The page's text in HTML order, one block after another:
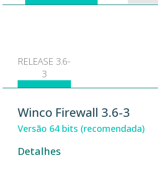
RELEASE 3.6-
3
Winco Firewall 3.6-3
Versão 64 bits (recomendada)
Detalhes